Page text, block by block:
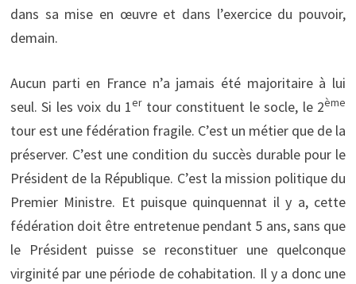
dans sa mise en œuvre et dans l’exercice du pouvoir,
demain.
Aucun parti en France n’a jamais été majoritaire à lui
seul. Si les voix du 1ertour constituent le socle, le 2ème
tour est une fédération fragile. C’est un métier que de la
préserver. C’est une condition du succès durable pour le
Président de la République. C’est la mission politique du
Premier Ministre. Et puisque quinquennat il y a, cette
fédération doit être entretenue pendant 5 ans, sans que
le Président puisse se reconstituer une quelconque
virginité par une période de cohabitation. Il y a donc une